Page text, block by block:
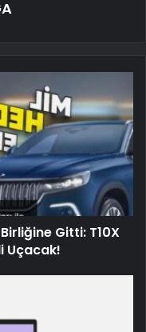
Gitti: T10X
Uçacak!